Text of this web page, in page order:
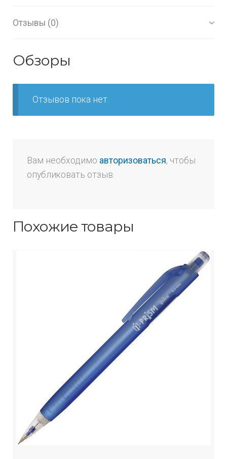
Отзывы (0)
Обзоры
Отзывов пока нет.
Вам необходимо авторизоваться, чтобы
опубликовать отзыв.
Похожие товары